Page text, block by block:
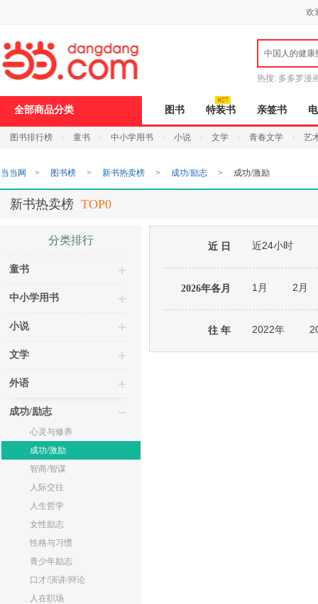
欢
中国人的健康
热搜: 多多罗漫
全部商品分类 图书 特装书 亲签书
图书排行榜 童书 中小学用书 小说 文学 青春文学 艺
当当网 > 图书榜 > 新书热卖榜 > 成功/励志 > 成功/激励
新书热卖榜 TOP0
分类排行
童书
中小学用书
小说
文学
外语
成功/励志
心灵与修养
成功/激励
智商/智谋
人际交往
人生哲学
女性励志
性格与习惯
青少年励志
口才/演讲/辩论
人在职场
近 日 近24小时
2026年各月 1月 2月
往 年 2022年
打
开
无
障
页
加